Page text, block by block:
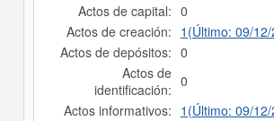
Actos de capital: 0
Actos de creación: 1(Último: 09/
Actos de depósitos: 0
Actos de
identificación: 0
Actos informativos: 1(Último: 09/